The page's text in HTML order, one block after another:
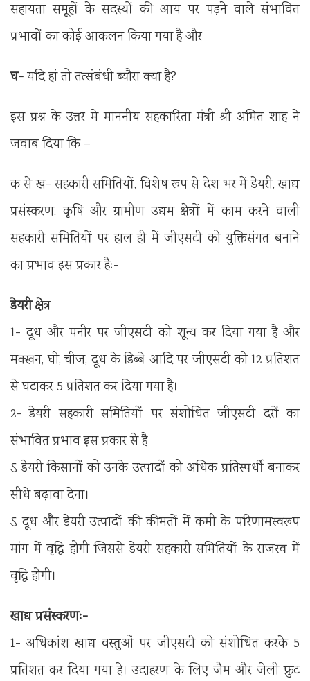
सहायता समूहों के सदस्यों की आय पर पड़ने वाले संभावित
प्रभावों का कोई आकलन किया गया है और
घ-यदि हां तो तत्संबंधी ब्यौरा क्या है?
इस प्रश्न के उत्तर मे माननीय सहकारिता मंत्री श्री अमित शाह ने
जवाब दिया कि –
क से ख- सहकारी समितियों, विशेष रूप से देश भर में डेयरी, खाद्य
प्रसंस्करण, कृषि और ग्रामीण उद्यम क्षेत्रों में काम करने वाली
सहकारी समितियों पर हाल ही में जीएसटी को युक्तिसंगत बनाने
का प्रभाव इस प्रकार हैः-
डेयरी क्षेत्र
1- दूध और पनीर पर जीएसटी को शून्य कर दिया गया है और
मक्खन, घी, चीज, दूध के डिब्बे आदि पर जीएसटी को 12 प्रतिशत
से घटाकर 5 प्रतिशत कर दिया गया है।
2- डेयरी सहकारी समितियों पर संशोधित जीएसटी दरों का
संभावित प्रभाव इस प्रकार से है
ऽ डेयरी किसानों को उनके उत्पादों को अधिक प्रतिस्पर्धी बनाकर
सीधे बढ़ावा देना।
ऽ दूध और डेयरी उत्पादों की कीमतों में कमी के परिणामस्वरूप
मांग में वृद्धि होगी जिससे डेयरी सहकारी समितियों के राजस्व में
वृद्धि होगी।
खाद्य प्रसंस्करणः-
1- अधिकांश खाद्य वस्तुओं पर जीएसटी को संशोधित करके 5
प्रतिशत कर दिया गया हे। उदाहरण के लिए जैम और जेली फ्रुट